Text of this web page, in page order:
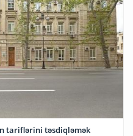
tariflərini təsdiqləmək